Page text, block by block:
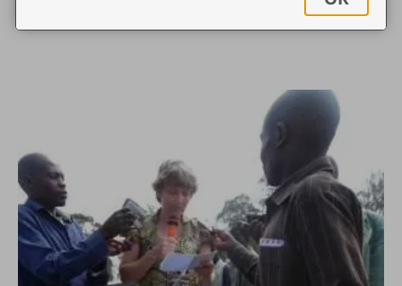
des invités venus à la dédicace..